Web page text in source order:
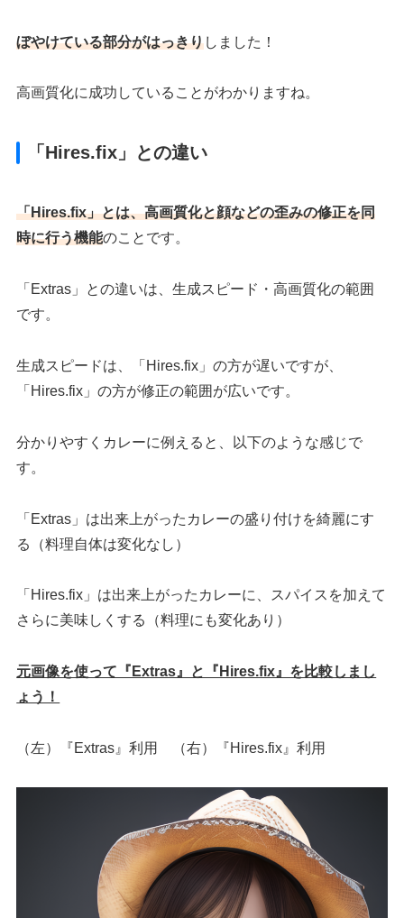
ぼやけている部分がはっきりしました！
高画質化に成功していることがわかりますね。
「Hires.fix」との違い
「Hires.fix」とは、高画質化と顔などの歪みの修正を同
時に行う機能のことです。
「Extras」との違いは、生成スピード・高画質化の範囲
です。
生成スピードは、「Hires.fix」の方が遅いですが、
「Hires.fix」の方が修正の範囲が広いです。
分かりやすくカレーに例えると、以下のような感じで
す。
「Extras」は出来上がったカレーの盛り付けを綺麗にす
る（料理自体は変化なし）
「Hires.fix」は出来上がったカレーに、スパイスを加えて
さらに美味しくする（料理にも変化あり）
元画像を使って『Extras』と『Hires.fix』を比較しまし
ょう！
（左）『Extras』利用 （右）『Hires.fix』利用